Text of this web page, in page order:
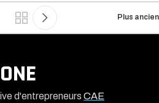
Plus ancien
d'entrepreneurs CAE